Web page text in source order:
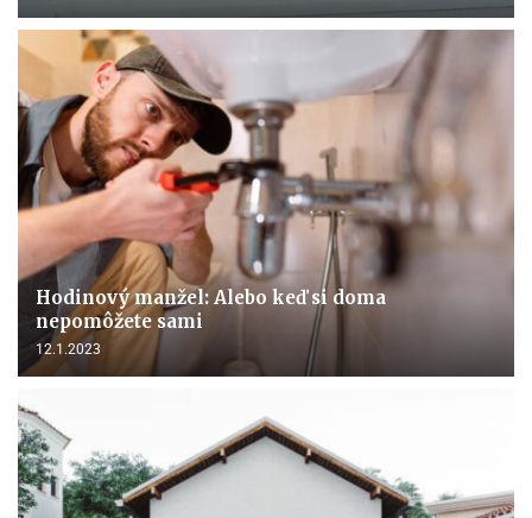
Hodinový manžel: Alebo keď si doma
nepomôžete sami
12.1.2023